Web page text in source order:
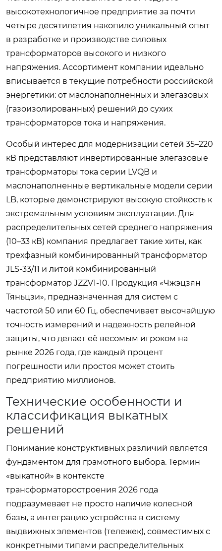
высокотехнологичное предприятие за почти
четыре десятилетия накопило уникальный опыт
в разработке и производстве силовых
трансформаторов высокого и низкого
напряжения. Ассортимент компании идеально
вписывается в текущие потребности российской
энергетики: от маслонаполненных и элегазовых
(газоизолированных) решений до сухих
трансформаторов тока и напряжения.
Особый интерес для модернизации сетей 35–220
кВ представляют инвертированные элегазовые
трансформаторы тока серии LVQB и
маслонаполненные вертикальные модели серии
LB, которые демонстрируют высокую стойкость к
экстремальным условиям эксплуатации. Для
распределительных сетей среднего напряжения
(10–33 кВ) компания предлагает такие хиты, как
трехфазный комбинированный трансформатор
JLS-33/11 и литой комбинированный
трансформатор JZZV1-10. Продукция «Чжэцзян
Тяньцзи», предназначенная для систем с
частотой 50 или 60 Гц, обеспечивает высочайшую
точность измерений и надежность релейной
защиты, что делает её весомым игроком на
рынке 2026 года, где каждый процент
погрешности или простоя может стоить
предприятию миллионов.
Технические особенности и
классификация выкатных
решений
Понимание конструктивных различий является
фундаментом для грамотного выбора. Термин
«выкатной» в контексте
трансформаторостроения 2026 года
подразумевает не просто наличие колесной
базы, а интеграцию устройства в систему
выдвижных элементов (тележек), совместимых с
конкретными типами распределительных